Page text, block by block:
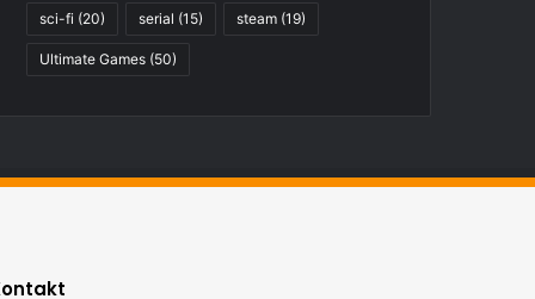
sci-fi (20) serial (15) steam (19)
Ultimate Games (50)